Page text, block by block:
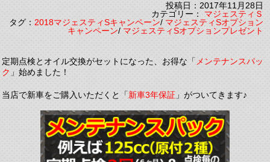
投稿日：2017年11月28日
カテゴリー：マジェスティＳ
タグ：2018マジェスティSキャンペーン/マジェスティSオプション
キャンペーン/マジェスティSオプションプレゼント
定期点検とオイル交換がセットになった、お得な「メンテナンスパッ
ク」始めました！
当店で新車をご購入いただくと「新車3年保証」がついてきます♪